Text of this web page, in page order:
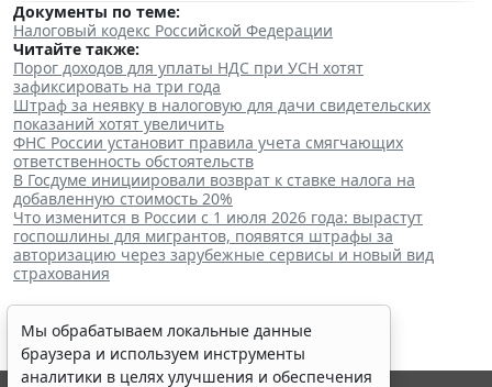
Документы по теме:
Налоговый кодекс Российской Федерации
Читайте также:
Порог доходов для уплаты НДС при УСН хотят
зафиксировать на три года
Штраф за неявку в налоговую для дачи свидетельских
показаний хотят увеличить
ФНС России установит правила учета смягчающих
ответственность обстоятельств
В Госдуме инициировали возврат к ставке налога на
добавленную стоимость 20%
Что изменится в России с 1 июля 2026 года: вырастут
госпошлины для мигрантов, появятся штрафы за
авторизацию через зарубежные сервисы и новый вид
страхования
Мы обрабатываем локальные данные
браузера и используем инструменты
аналитики в целях улучшения и обеспечения